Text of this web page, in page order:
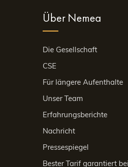
Über Nemea
Die Gesellschaft
CSE
Für längere Aufenthalte
Unser Team
Erfahrungsberichte
Nachricht
Pressespiegel
Bester Tarif garantiert